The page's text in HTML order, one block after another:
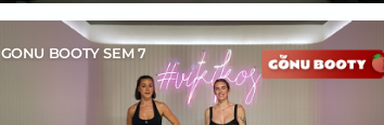
GONU BOOTY SEM 7